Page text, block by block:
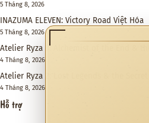
5 Tháng 8, 2026
INAZUMA ELEVEN: Victory Road Việt Hóa
5 Tháng 8, 2026
Atelier Ryza 3: Alchemist of the End &
4 Tháng 8, 2026
Atelier Ryza 2: Lost Legends & the Secret
4 Tháng 8, 2026
Hỗ trợ